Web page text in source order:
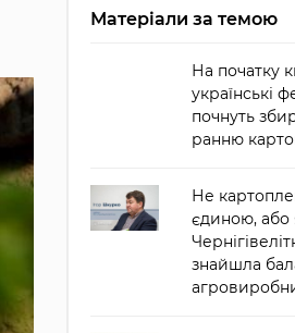
Матеріали за темою
На початку
українські
почнуть
ранню
Не
єдиною, або
знайшла